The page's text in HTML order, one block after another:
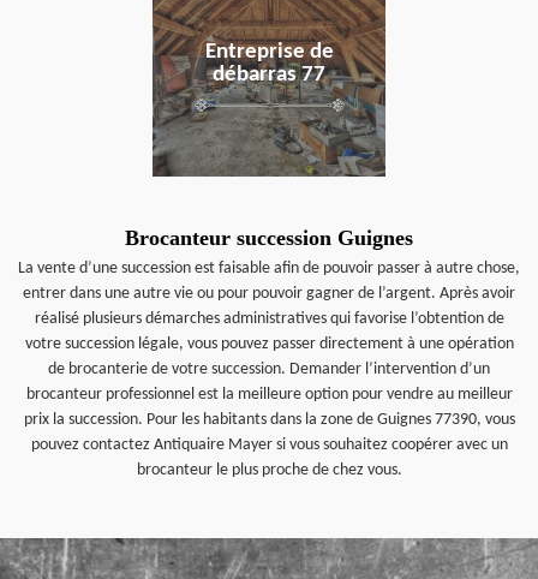
Entreprise de
débarras 77
Brocanteur succession Guignes
La vente d’une succession est faisable afin de pouvoir passer à autre chose,
entrer dans une autre vie ou pour pouvoir gagner de l’argent. Après avoir
réalisé plusieurs démarches administratives qui favorise l’obtention de
votre succession légale, vous pouvez passer directement à une opération
de brocanterie de votre succession. Demander l’intervention d’un
brocanteur professionnel est la meilleure option pour vendre au meilleur
prix la succession. Pour les habitants dans la zone de Guignes 77390, vous
pouvez contactez Antiquaire Mayer si vous souhaitez coopérer avec un
brocanteur le plus proche de chez vous.